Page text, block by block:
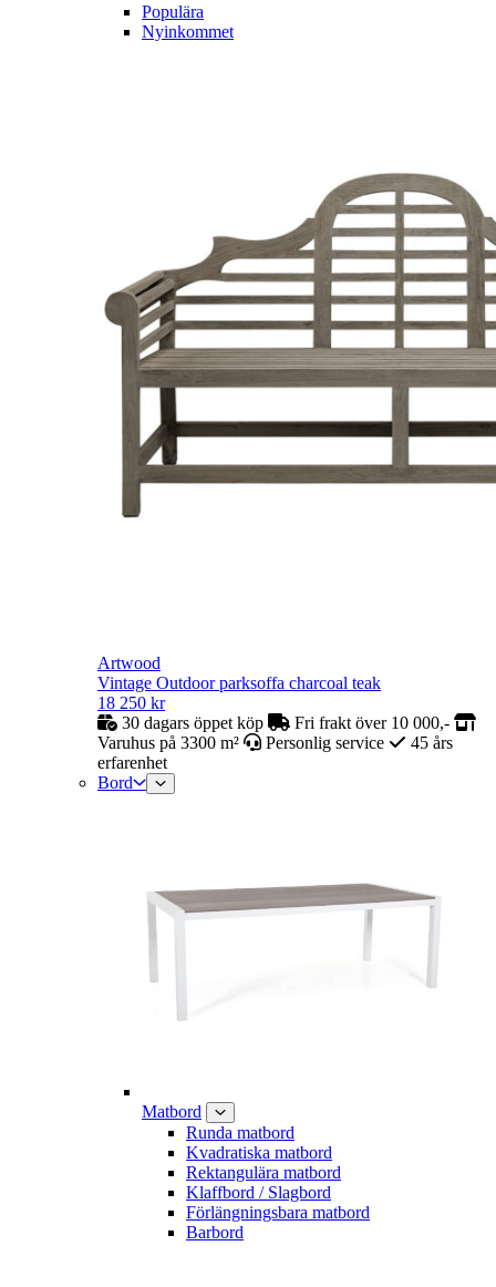
Populära
Nyinkommet
Artwood
Vintage Outdoor parksoffa charcoal teak
18 250 kr
30 dagars öppet köp
Fri frakt över 10 000,-
Varuhus på 3300 m²
Personlig service
45 års
erfarenhet
Bord
Matbord
Runda matbord
Kvadratiska matbord
Rektangulära matbord
Klaffbord / Slagbord
Förlängningsbara matbord
Barbord